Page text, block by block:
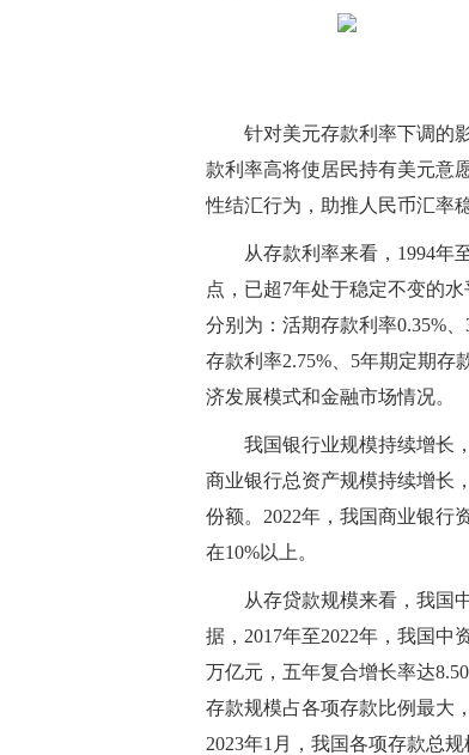
针对美元存款利率下调的
款利率高将使居民持有美元意
性结汇行为，助推人民币汇率稳
从存款利率来看，1994年
点，已超7年处于稳定不变的
分别为：活期存款利率0.35%
存款利率2.75%、5年期定期存
济发展模式和金融市场情况。
我国银行业规模持续增长
商业银行总资产规模持续增长
份额。2022年，我国商业银行
在10%以上。
从存贷款规模来看，我国
据，2017年至2022年，我国中
万亿元，五年复合增长率达
存款规模占各项存款比例最大
2023年1月，我国各项存款总